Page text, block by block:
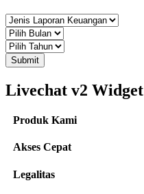
Submit
Livechat v2 Widget
Produk Kami
Akses Cepat
Legalitas